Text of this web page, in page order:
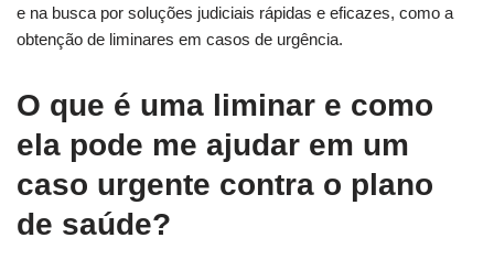
e na busca por soluções judiciais rápidas e eficazes, como a
obtenção de liminares em casos de urgência.
O que é uma liminar e como
ela pode me ajudar em um
caso urgente contra o plano
de saúde?